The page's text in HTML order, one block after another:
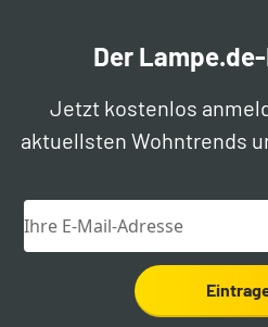
Der
Jetzt kostenlos
aktuellsten Wohntrends